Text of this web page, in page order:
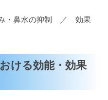
み・鼻水の抑制 ／ 効果
ける効能・効果